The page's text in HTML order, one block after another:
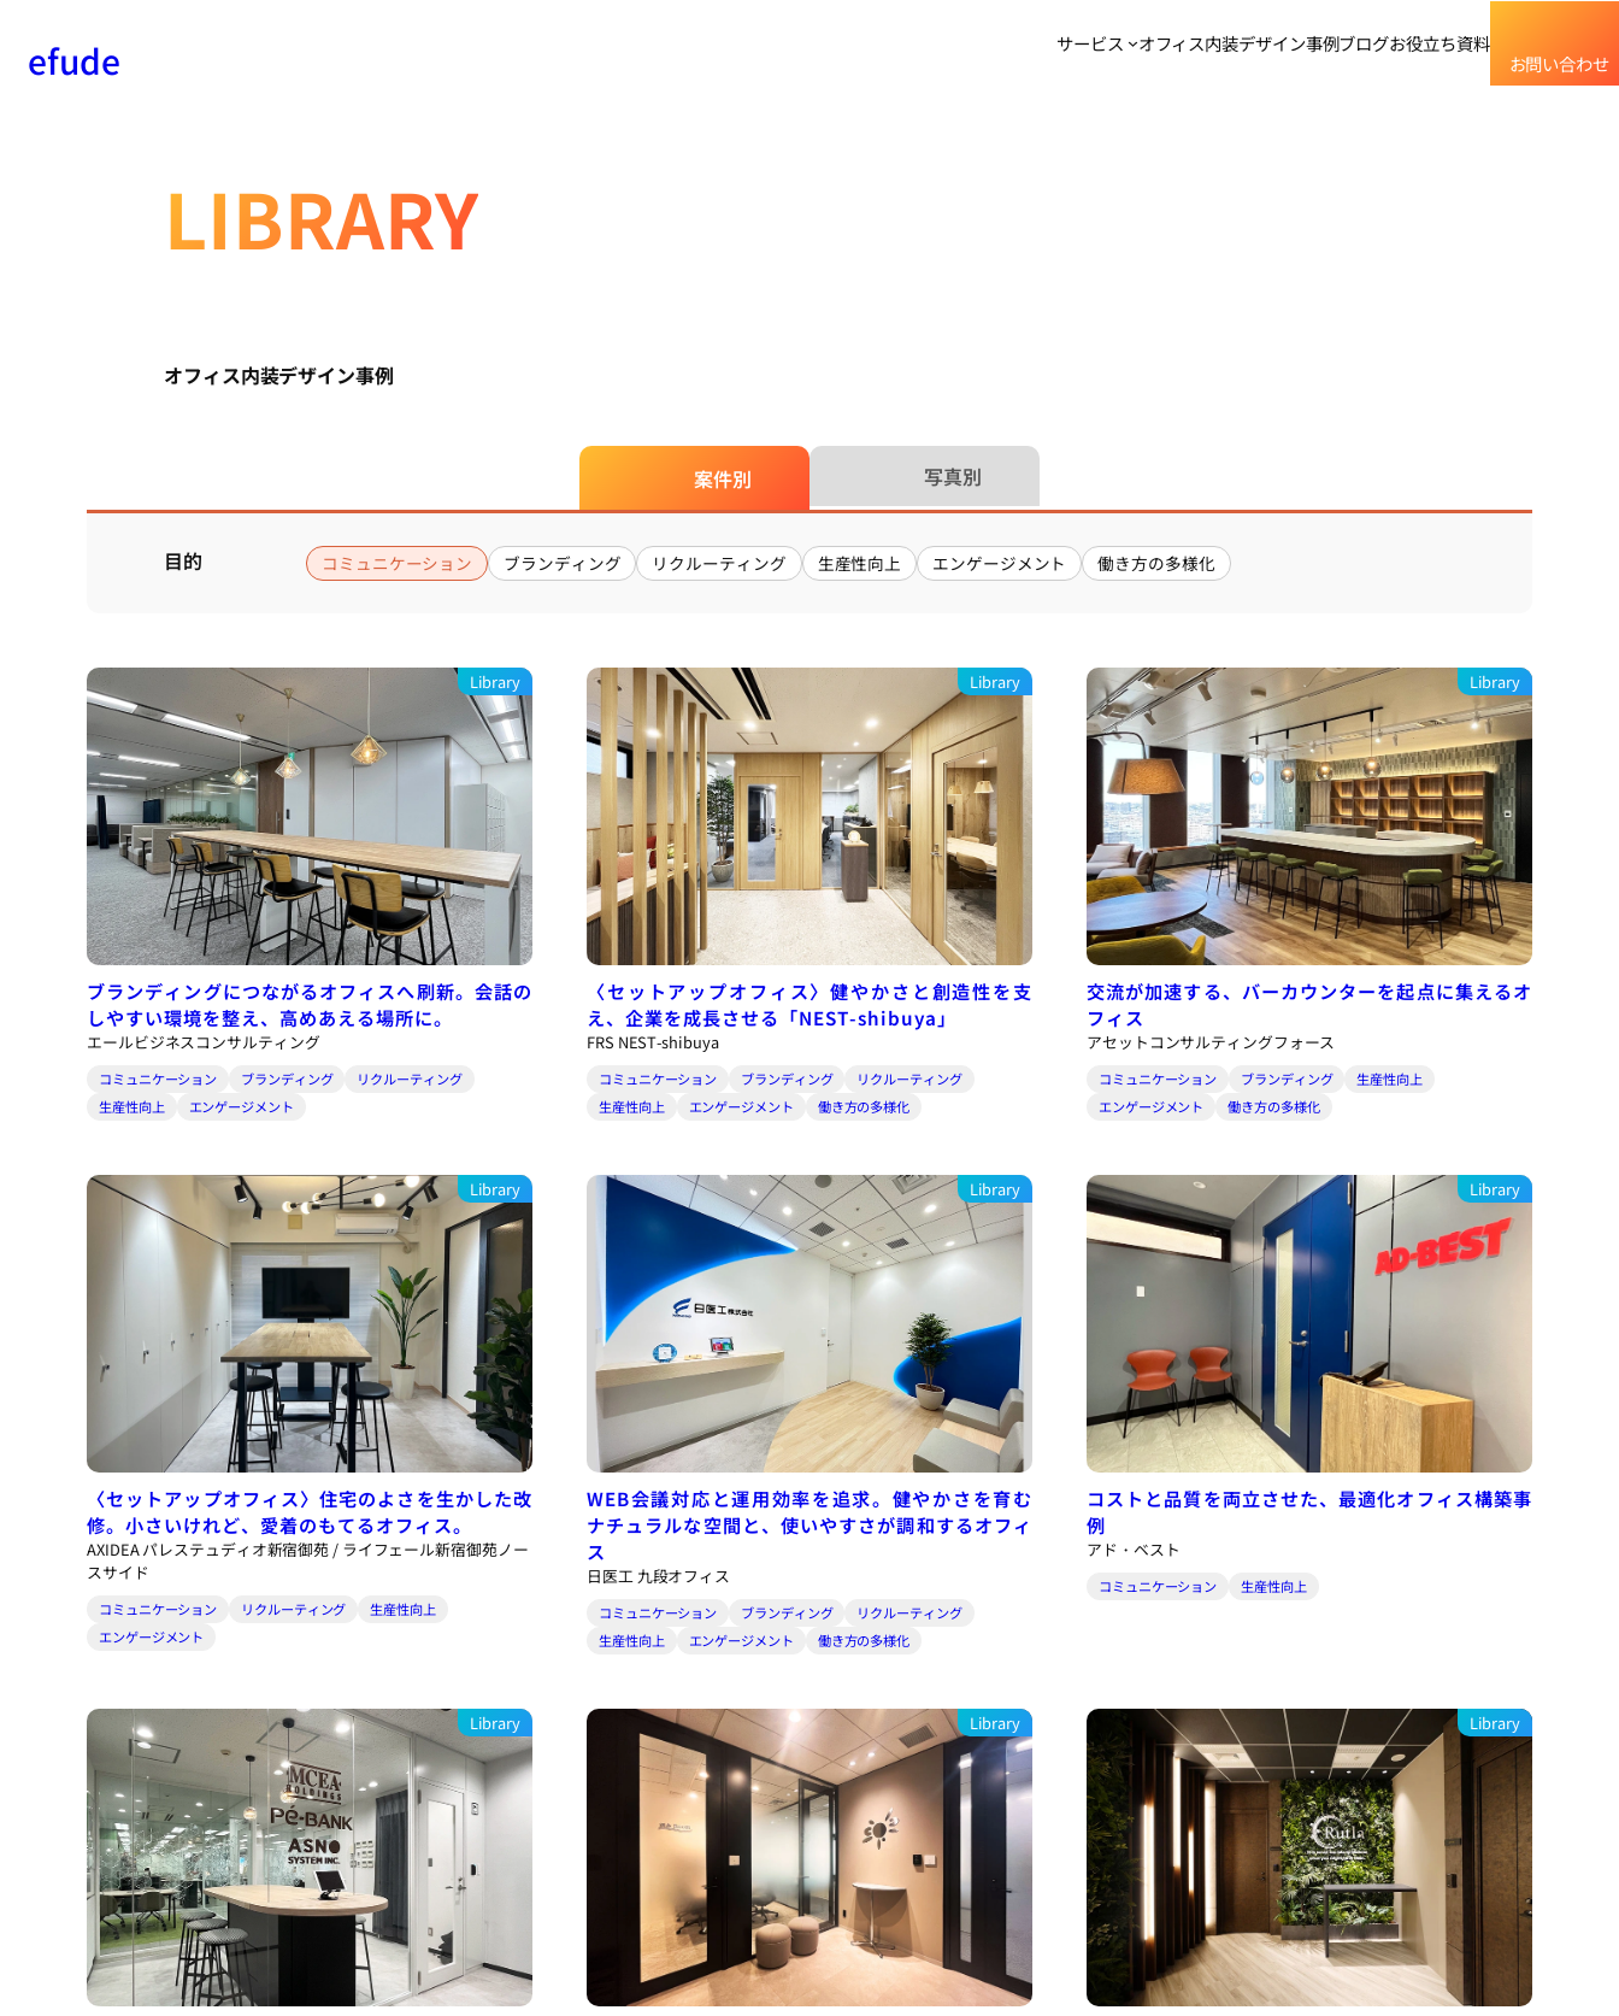
efude サービス オフィス内装デザイン事例ブログお役立ち資料
お問い合わせ
ル
プ
LIBRARY
オフィス内装デザイン事例
案件別 写真別
目的 コミュニケーション ブランディング リクルーティング 生産性向上 エンゲージメント 働き方の多様化
Library
ブランディングにつながるオフィスへ刷新。会話の
しやすい環境を整え、高めあえる場所に。
エールビジネスコンサルティング
コミュニケーション ブランディング
リクルーティング
生産性向上
エンゲージメント
Library
〈セットアップオフィス〉健やかさと創造性を支
え、企業を成長させる「NEST-shibuya」
FRS NEST-shibuya
コミュニケーション ブランディング
リクルーティング
生産性向上
エンゲージメント 働き方の多様化
Library
交流が加速する、バーカウンターを起点に集えるオ
フィス
アセットコンサルティングフォース
コミュニケーション ブランディング
生産性向上
エンゲージメント
働き方の多様化
Library
〈セットアップオフィス〉住宅のよさを生かした改
修。小さいけれど、愛着のもてるオフィス。
AXIDEA パレステュディオ新宿御苑 / ライフェール新宿御苑ノー
スサイド
コミュニケーション リクルーティング
生産性向上
エンゲージメント
Library
WEB会議対応と運用効率を追求。健やかさを育む
ナチュラルな空間と、使いやすさが調和するオフィ
ス
日医工 九段オフィス
コミュニケーション ブランディング
リクルーティング
生産性向上
エンゲージメント 働き方の多様化
Library
コストと品質を両立させた、最適化オフィス構築事
例
アド・ベスト
コミュニケーション 生産性向上
Library Library Library